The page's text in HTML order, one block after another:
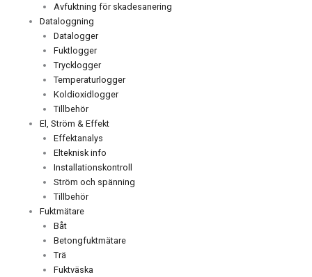
Avfuktning för skadesanering
Dataloggning
Datalogger
Fuktlogger
Trycklogger
Temperaturlogger
Koldioxidlogger
Tillbehör
El, Ström & Effekt
Effektanalys
Elteknisk info
Installationskontroll
Ström och spänning
Tillbehör
Fuktmätare
Båt
Betongfuktmätare
Trä
Fuktväska